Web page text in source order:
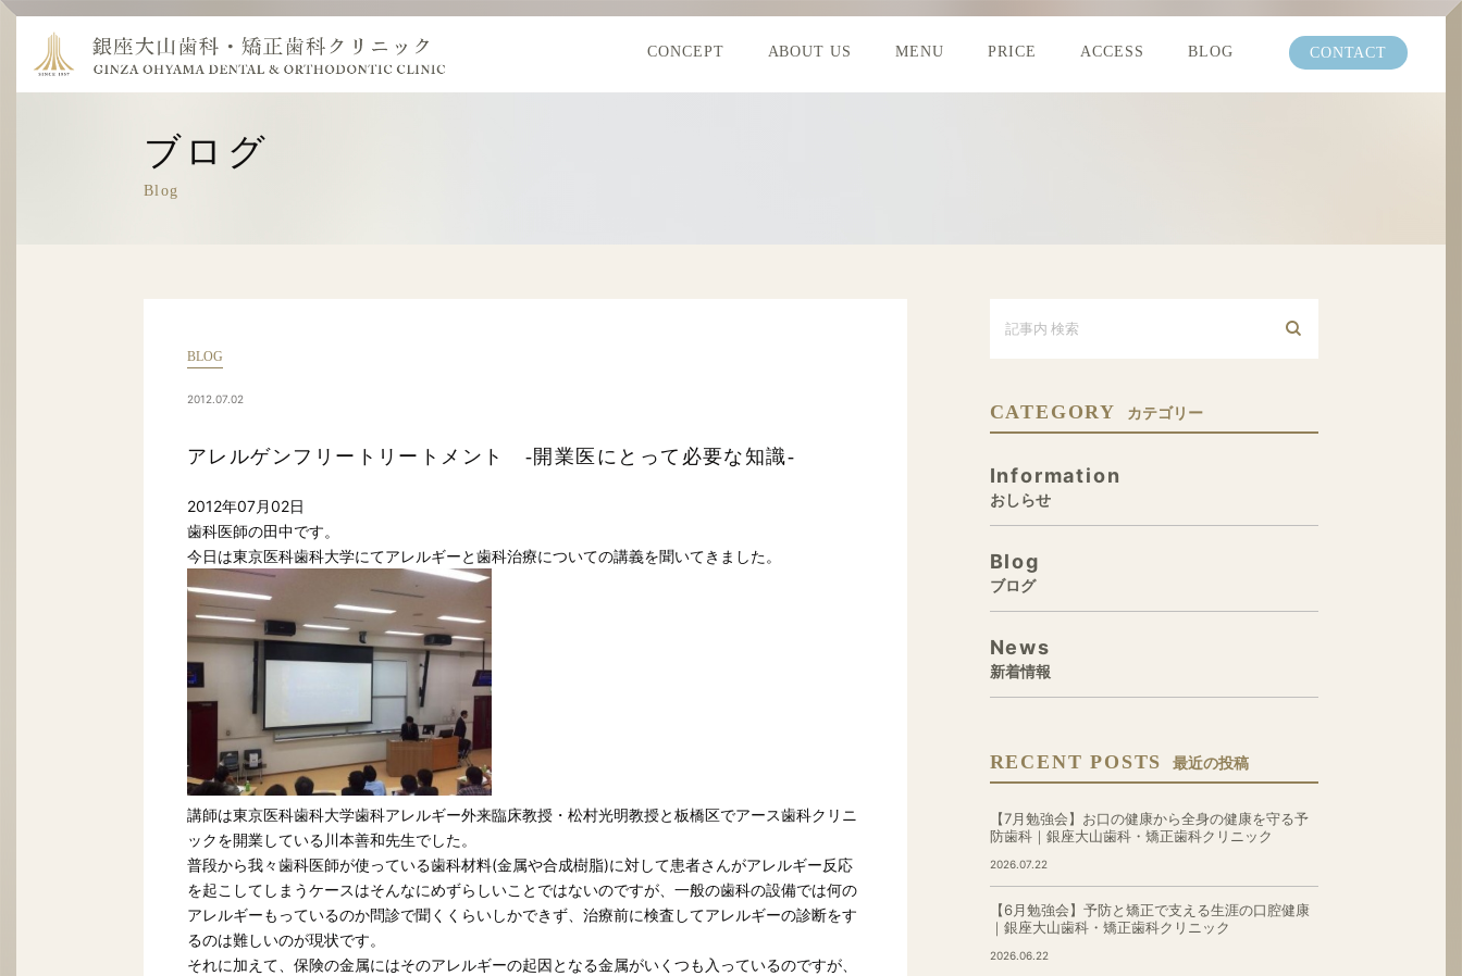
CONCEPT ABOUT US MENU PRICE ACCESS BLOG CONTACT
ブログ
Blog
BLOG
2012.07.02
アレルゲンフリートリートメント -開業医にとって必要な知識-
2012年07月02日
歯科医師の田中です。
今日は東京医科歯科大学にてアレルギーと歯科治療についての講義を聞いてきました。
講師は東京医科歯科大学歯科アレルギー外来臨床教授・松村光明教授と板橋区でアース歯科クリニ
ックを開業している川本善和先生でした。
普段から我々歯科医師が使っている歯科材料(金属や合成樹脂)に対して患者さんがアレルギー反応
を起こしてしまうケースはそんなにめずらしいことではないのですが、一般の歯科の設備では何の
アレルギーもっているのか問診で聞くくらいしかできず、治療前に検査してアレルギーの診断をす
るのは難しいのが現状です。
それに加えて、保険の金属にはそのアレルギーの起因となる金属がいくつも入っているのですが、
CATEGORY カテゴリー
Information
おしらせ
Blog
ブログ
News
新着情報
RECENT POSTS 最近の投稿
【7月勉強会】お口の健康から全身の健康を守る予
防歯科｜銀座大山歯科・矯正歯科クリニック
2026.07.22
【6月勉強会】予防と矯正で支える生涯の口腔健康
｜銀座大山歯科・矯正歯科クリニック
2026.06.22